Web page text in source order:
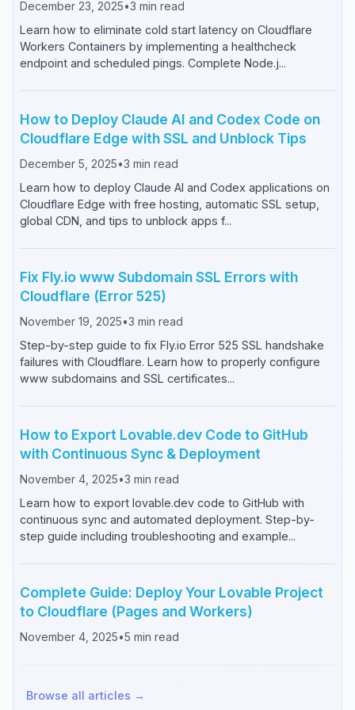
December 23, 2025•3 min read
Learn how to eliminate cold start latency on Cloudflare
Workers Containers by implementing a healthcheck
endpoint and scheduled pings. Complete Node.j...
How to Deploy Claude AI and Codex Code on
Cloudflare Edge with SSL and Unblock Tips
December 5, 2025•3 min read
Learn how to deploy Claude AI and Codex applications on
Cloudflare Edge with free hosting, automatic SSL setup,
global CDN, and tips to unblock apps f...
Fix Fly.io www Subdomain SSL Errors with
Cloudflare (Error 525)
November 19, 2025•3 min read
Step-by-step guide to fix Fly.io Error 525 SSL handshake
failures with Cloudflare. Learn how to properly configure
www subdomains and SSL certificates...
How to Export Lovable.dev Code to GitHub
with Continuous Sync & Deployment
November 4, 2025•3 min read
Learn how to export lovable.dev code to GitHub with
continuous sync and automated deployment. Step-by-
step guide including troubleshooting and example...
Complete Guide: Deploy Your Lovable Project
to Cloudflare (Pages and Workers)
November 4, 2025•5 min read
Browse all articles →